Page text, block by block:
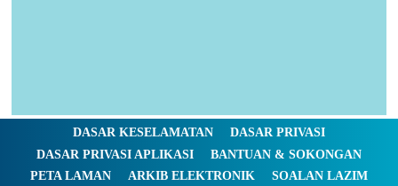
DASAR KESELAMATAN
DASAR PRIVASI
DASAR PRIVASI APLIKASI
BANTUAN & SOKONGAN
PETA LAMAN
ARKIB ELEKTRONIK SOALAN LAZIM